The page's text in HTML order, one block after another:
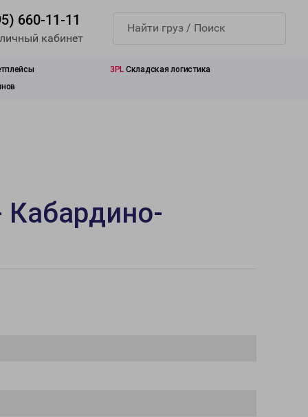
660-11-11
кабинет
3PL Складская логистика
Кабардино-